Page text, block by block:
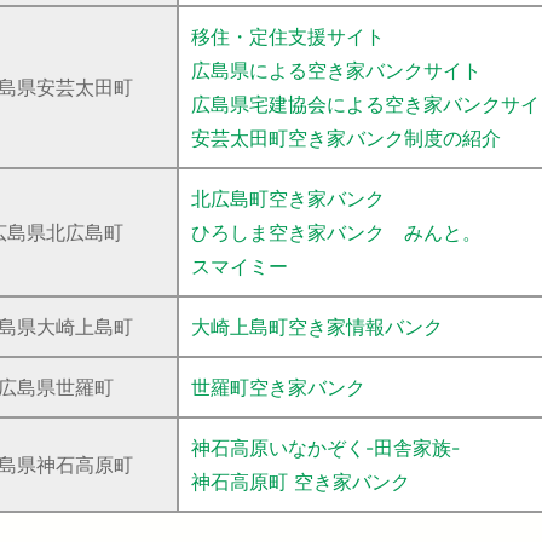
県安芸太田町
移住・定住支援サイト
広島県による空き家バンクサイト
広島県宅建協会による空き家バンクサ
安芸太田町空き家バンク制度の紹介
島県北広島町
北広島町空き家バンク
ひろしま空き家バンク みんと。
スマイミー
県大崎上島町 大崎上島町空き家情報バンク
広島県世羅町 世羅町空き家バンク
県神石高原町
神石高原いなかぞく-田舎家族-
神石高原町 空き家バンク